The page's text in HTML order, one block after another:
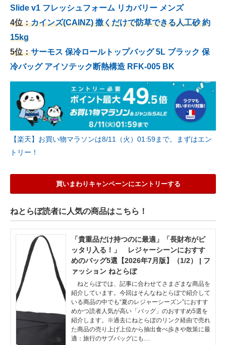
Slide v1 フレッシュフォーム リカバリー メンズ
4位：カインズ(CAINZ) 撒くだけで防草できる人工砂 約
15kg
5位：サーモス 保冷ロールトップバッグ 5L ブラック 保
冷バッグ アイソテック断熱構造 RFK-005 BK
【楽天】お買い物マラソンは8/11（火）01:59まで。まずはエン
トリー！
買いまわりキャンペーンにエントリーする
ねとらぼ読者に人気の商品はこちら！
「貴重品だけ持つのに最適」「長財布がピ
ッタリ入る！」 レジャーシーンにおすす
めのバッグ5選【2026年7月版】（1/2） | フ
ァッション ねとらぼ
ねとらぼでは、記事に合わせてさまざまな商品を
紹介しています。今回はそんなねとらぼで紹介して
いる商品の中でも“夏のレジャーシーズン”におすす
めかつ読者人気が高い「バッグ」のおすすめ5選を
紹介します。※過去にねとらぼのリンク経由で売れ
た商品の売り上げ上位から抽出食べ歩きや散策に最
適：旅行のサブバッグにも…